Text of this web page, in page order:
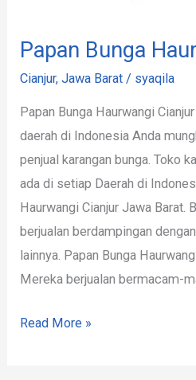
Papan Bunga
Cianjur,Jawa Barat / syaqila
Papan Bunga Haurwangi
daerah di Indonesia Anda
penjual karangan bunga. Toko
ada di setiap Daerah di
Haurwangi Cianjur Jawa Barat.
berjualan berdampingan
lainnya. Papan Bunga
Mereka berjualan bermacam-
Read More »